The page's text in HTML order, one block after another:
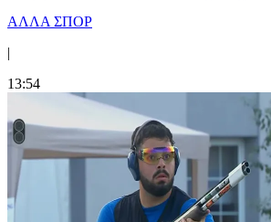
ΑΛΛΑ ΣΠΟΡ
|
13:54